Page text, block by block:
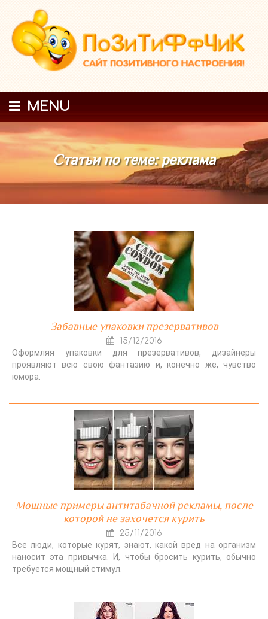
MENU
Статьи по теме: реклама
Забавные упаковки презервативов
15/12/2016
Оформляя упаковки для презервативов, дизайнеры
проявляют всю свою фантазию и, конечно же, чувство
юмора.
Мощные примеры антитабачной рекламы, после
которой не захочется курить
25/11/2016
Все люди, которые курят, знают, какой вред на организм
наносит эта привычка. И, чтобы бросить курить, обычно
требуется мощный стимул.